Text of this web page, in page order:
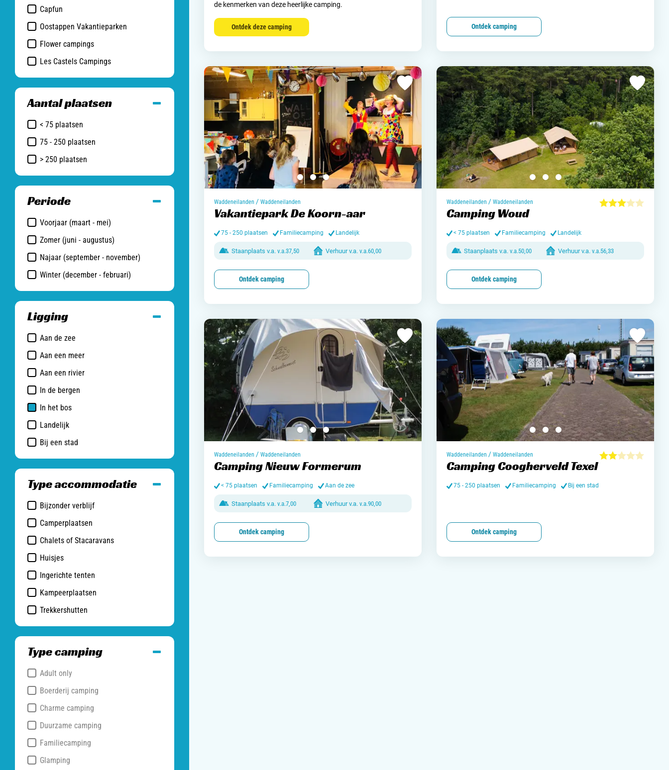
Capfun
Oostappen Vakantieparken
Flower campings
Les Castels Campings
Aantal plaatsen
< 75 plaatsen
75 - 250 plaatsen
> 250 plaatsen
Periode
Voorjaar (maart - mei)
Zomer (juni - augustus)
Najaar (september - november)
Winter (december - februari)
Ligging
Aan de zee
Aan een meer
Aan een rivier
In de bergen
In het bos
Landelijk
Bij een stad
Type accommodatie
Bijzonder verblijf
Camperplaatsen
Chalets of Stacaravans
Huisjes
Ingerichte tenten
Kampeerplaatsen
Trekkershutten
Type camping
Adult only
Boerderij camping
Charme camping
Duurzame camping
Familiecamping
Glamping
de kenmerken van deze heerlijke camping.
Ontdek deze camping Ontdek camping
Waddeneilanden / Waddeneilanden
Vakantiepark De Koorn-aar
75 - 250 plaatsen Familiecamping Landelijk
Staanplaats v.a. v.a.37,50 Verhuur v.a. v.a.60,00
Ontdek camping
Waddeneilanden / Waddeneilanden
Camping Woud
< 75 plaatsen Familiecamping Landelijk
Staanplaats v.a. v.a.50,00 Verhuur v.a. v.a.56,33
Ontdek camping
Waddeneilanden / Waddeneilanden
Camping Nieuw Formerum
< 75 plaatsen Familiecamping Aan de zee
Staanplaats v.a. v.a.7,00 Verhuur v.a. v.a.90,00
Ontdek camping
Waddeneilanden / Waddeneilanden
Camping Coogherveld Texel
75 - 250 plaatsen Familiecamping Bij een stad
Ontdek camping